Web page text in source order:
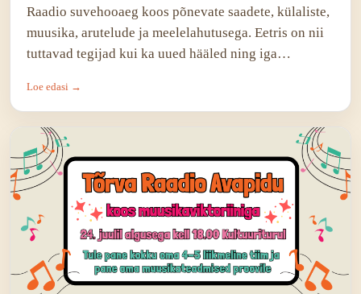
Raadio suvehooaeg koos põnevate saadete, külaliste,
muusika, arutelude ja meelelahutusega. Eetris on nii
tuttavad tegijad kui ka uued hääled ning iga…
Loe edasi →